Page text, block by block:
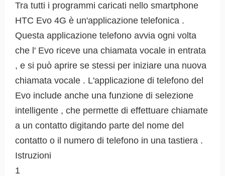
Tra tutti i programmi caricati nello smartphone
HTC Evo 4G è un'applicazione telefonica .
Questa applicazione telefono avvia ogni volta
che l' Evo riceve una chiamata vocale in entrata
, e si può aprire se stessi per iniziare una nuova
chiamata vocale . L'applicazione di telefono del
Evo include anche una funzione di selezione
intelligente , che permette di effettuare chiamate
a un contatto digitando parte del nome del
contatto o il numero di telefono in una tastiera .
Istruzioni
1